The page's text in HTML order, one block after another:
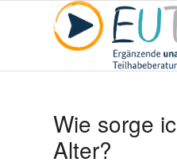
Wie sorge
Alter?